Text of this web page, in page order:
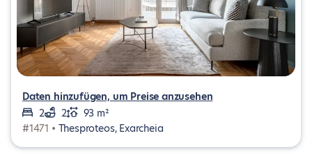
Daten hinzufügen, um Preise anzusehen
2
2
93 m²
#1471 • Thesproteos, Exarcheia